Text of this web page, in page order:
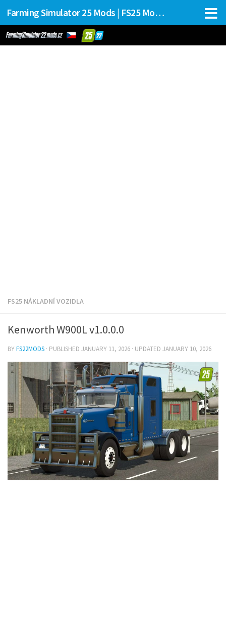
Farming Simulator 25 Mods | FS25 Mods Stahování
FS25 NÁKLADNÍ VOZIDLA
Kenworth W900L v1.0.0.0
BYFS22MODS · PUBLISHED JANUARY 11, 2026 · UPDATED JANUARY 10, 2026